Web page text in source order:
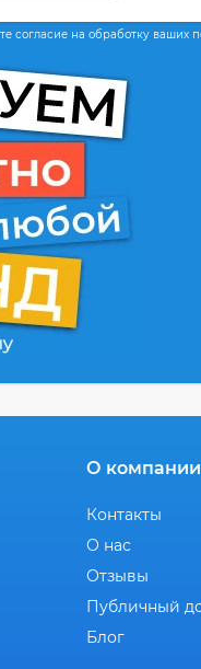
согласие на обработку
О компании
Контакты
О нас
Отзывы
Публичный
Блог